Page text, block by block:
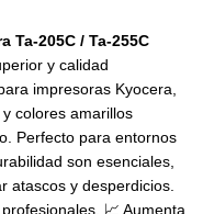
Ta-205C / Ta-255C
y calidad
impresoras Kyocera,
colores amarillos
Perfecto para entornos
son esenciales,
atascos y desperdicios.
📈 Aumenta